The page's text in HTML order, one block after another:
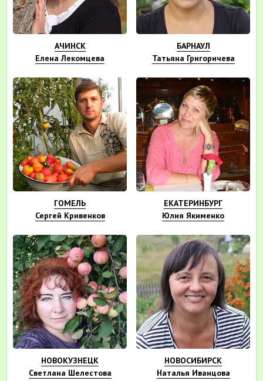
АЧИНСК
Елена Лекомцева
БАРНАУЛ
Татьяна Григоричева
ГОМЕЛЬ
Сергей Кривенков
ЕКАТЕРИНБУРГ
Юлия Якименко
НОВОКУЗНЕЦК
Светлана Шелестова
НОВОСИБИРСК
Наталья Иванцова